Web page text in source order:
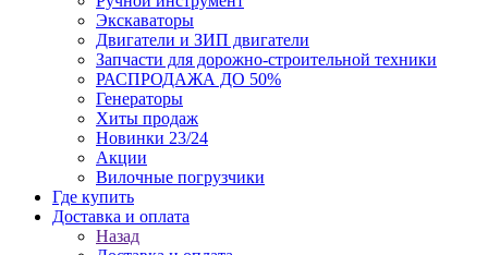
Экскаваторы
Двигатели и ЗИП двигатели
Запчасти для дорожно-строительной техники
РАСПРОДАЖА ДО 50%
Генераторы
Хиты продаж
Новинки 23/24
Акции
Вилочные погрузчики
Где купить
Доставка и оплата
Назад